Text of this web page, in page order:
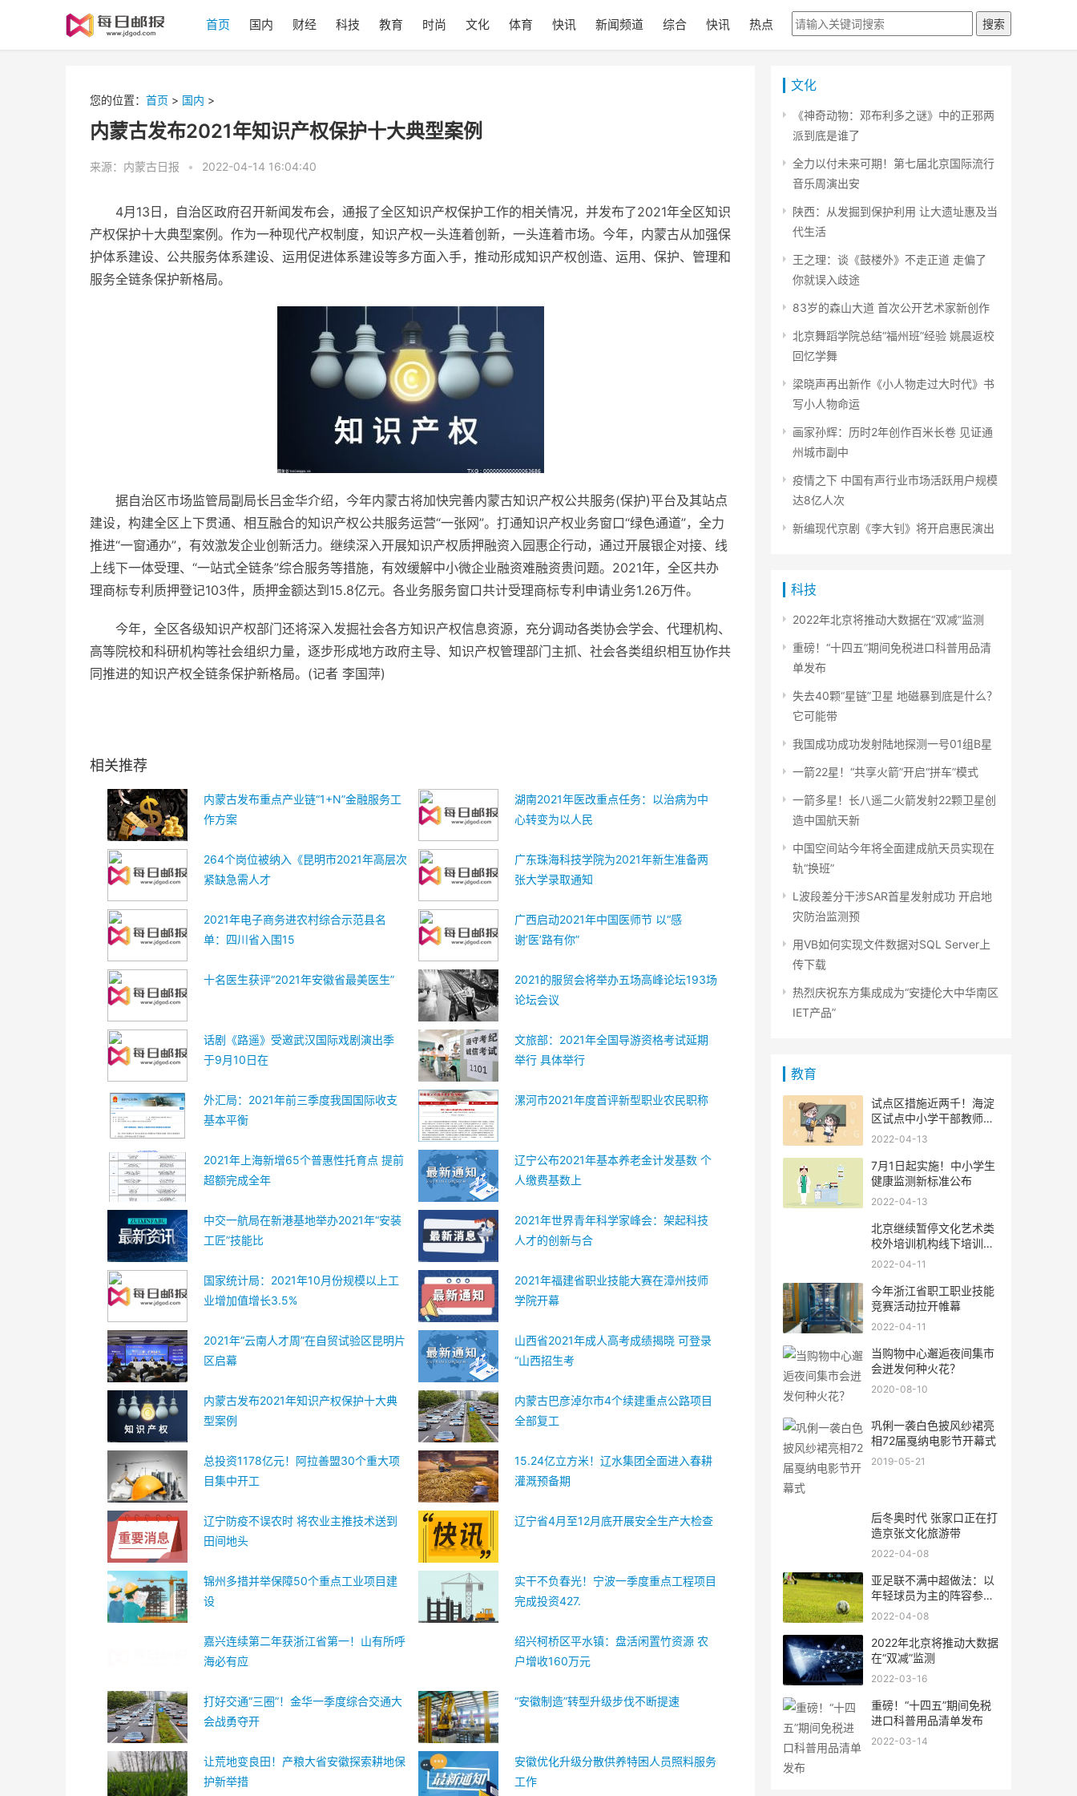
首页 国内 财经 科技 教育 时尚 文化 体育 快讯 新闻频道 综合 快讯 热点 搜索
您的位置： 首页 > 国内 >
内蒙古发布2021年知识产权保护十大典型案例
来源：内蒙古日报 • 2022-04-14 16:04:40
4月13日，自治区政府召开新闻发布会，通报了全区知识产权保护工作的相关情况，并发布了2021年全区知识
产权保护十大典型案例。作为一种现代产权制度，知识产权一头连着创新，一头连着市场。今年，内蒙古从加强保
护体系建设、公共服务体系建设、运用促进体系建设等多方面入手，推动形成知识产权创造、运用、保护、管理和
服务全链条保护新格局。
据自治区市场监管局副局长吕金华介绍，今年内蒙古将加快完善内蒙古知识产权公共服务(保护)平台及其站点
建设，构建全区上下贯通、相互融合的知识产权公共服务运营“一张网”。打通知识产权业务窗口“绿色通道”，全力
推进“一窗通办”，有效激发企业创新活力。继续深入开展知识产权质押融资入园惠企行动，通过开展银企对接、线
上线下一体受理、“一站式全链条”综合服务等措施，有效缓解中小微企业融资难融资贵问题。2021年，全区共办
理商标专利质押登记103件，质押金额达到15.8亿元。各业务服务窗口共计受理商标专利申请业务1.26万件。
今年，全区各级知识产权部门还将深入发掘社会各方知识产权信息资源，充分调动各类协会学会、代理机构、
高等院校和科研机构等社会组织力量，逐步形成地方政府主导、知识产权管理部门主抓、社会各类组织相互协作共
同推进的知识产权全链条保护新格局。(记者 李国萍)
相关推荐
内蒙古发布重点产业链“1+N”金融服务工
作方案
湖南2021年医改重点任务：以治病为中
心转变为以人民
264个岗位被纳入《昆明市2021年高层次
紧缺急需人才
广东珠海科技学院为2021年新生准备两
张大学录取通知
2021年电子商务进农村综合示范县名
单：四川省入围15
广西启动2021年中国医师节 以“感
谢‘医’路有你”
十名医生获评“2021年安徽省最美医生”
2021的服贸会将举办五场高峰论坛193场
论坛会议
话剧《路遥》受邀武汉国际戏剧演出季
于9月10日在
文旅部：2021年全国导游资格考试延期
举行 具体举行
外汇局：2021年前三季度我国国际收支
基本平衡
漯河市2021年度首评新型职业农民职称
2021年上海新增65个普惠性托育点 提前
超额完成全年
辽宁公布2021年基本养老金计发基数 个
人缴费基数上
中交一航局在新港基地举办2021年“安装
工匠”技能比
2021年世界青年科学家峰会：架起科技
人才的创新与合
国家统计局：2021年10月份规模以上工
业增加值增长3.5%
2021年福建省职业技能大赛在漳州技师
学院开幕
2021年“云南人才周”在自贸试验区昆明片
区启幕
山西省2021年成人高考成绩揭晓 可登录
“山西招生考
内蒙古发布2021年知识产权保护十大典
型案例
内蒙古巴彦淖尔市4个续建重点公路项目
全部复工
总投资1178亿元！阿拉善盟30个重大项
目集中开工
15.24亿立方米！辽水集团全面进入春耕
灌溉预备期
辽宁防疫不误农时 将农业主推技术送到
田间地头
辽宁省4月至12月底开展安全生产大检查
锦州多措并举保障50个重点工业项目建
设
实干不负春光！宁波一季度重点工程项目
完成投资427.
嘉兴连续第二年获浙江省第一！山有所呼
海必有应
绍兴柯桥区平水镇：盘活闲置竹资源 农
户增收160万元
打好交通“三圈”！金华一季度综合交通大
会战勇夺开
“安徽制造”转型升级步伐不断提速
让荒地变良田！产粮大省安徽探索耕地保
护新举措
安徽优化升级分散供养特困人员照料服务
工作
文化
《神奇动物：邓布利多之谜》中的正邪两
派到底是谁了
全力以付未来可期！第七届北京国际流行
音乐周演出安
陕西：从发掘到保护利用 让大遗址惠及当
代生活
王之理：谈《鼓楼外》不走正道 走偏了
你就误入歧途
83岁的森山大道 首次公开艺术家新创作
北京舞蹈学院总结“福州班”经验 姚晨返校
回忆学舞
梁晓声再出新作《小人物走过大时代》书
写小人物命运
画家孙辉：历时2年创作百米长卷 见证通
州城市副中
疫情之下 中国有声行业市场活跃用户规模
达8亿人次
新编现代京剧《李大钊》将开启惠民演出
科技
2022年北京将推动大数据在“双减”监测
重磅！“十四五”期间免税进口科普用品清
单发布
失去40颗“星链”卫星 地磁暴到底是什么？
它可能带
我国成功成功发射陆地探测一号01组B星
一箭22星！“共享火箭”开启“拼车”模式
一箭多星！长八遥二火箭发射22颗卫星创
造中国航天新
中国空间站今年将全面建成航天员实现在
轨“换班”
L波段差分干涉SAR首星发射成功 开启地
灾防治监测预
用VB如何实现文件数据对SQL Server上
传下载
热烈庆祝东方集成成为“安捷伦大中华南区
IET产品”
教育
试点区措施近两千！海淀
区试点中小学干部教师交
流轮
2022-04-13
7月1日起实施！中小学生
健康监测新标准公布
2022-04-13
北京继续暂停文化艺术类
校外培训机构线下培训活
动
2022-04-11
今年浙江省职工职业技能
竞赛活动拉开帷幕
2022-04-11
当购物中心邂逅夜间集市
会迸发何种火花？
2020-08-10
巩俐一袭白色披风纱裙亮
相72届戛纳电影节开幕式
2019-05-21
后冬奥时代 张家口正在打
造京张文化旅游带
2022-04-08
亚足联不满中超做法：以
年轻球员为主的阵容参加
亚冠
2022-04-08
2022年北京将推动大数据
在“双减”监测
2022-03-16
重磅！“十四五”期间免税
进口科普用品清单发布
2022-03-14